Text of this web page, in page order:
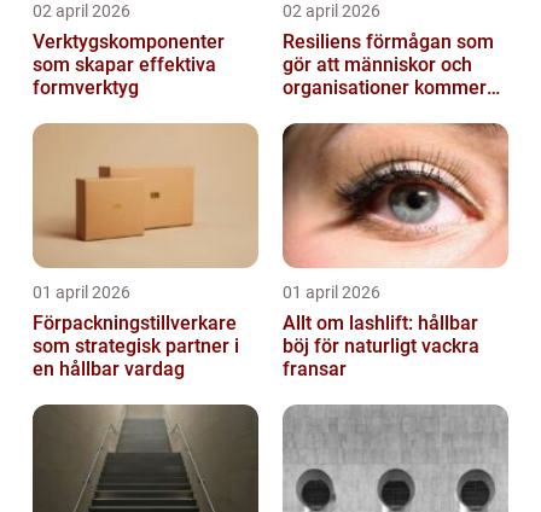
02 april 2026
Verktygskomponenter
som skapar effektiva
formverktyg
02 april 2026
Resiliens förmågan som
gör att människor och
organisationer kommer
01 april 2026
Förpackningstillverkare
som strategisk partner i
en hållbar vardag
01 april 2026
Allt om lashlift: hållbar
böj för naturligt vackra
fransar